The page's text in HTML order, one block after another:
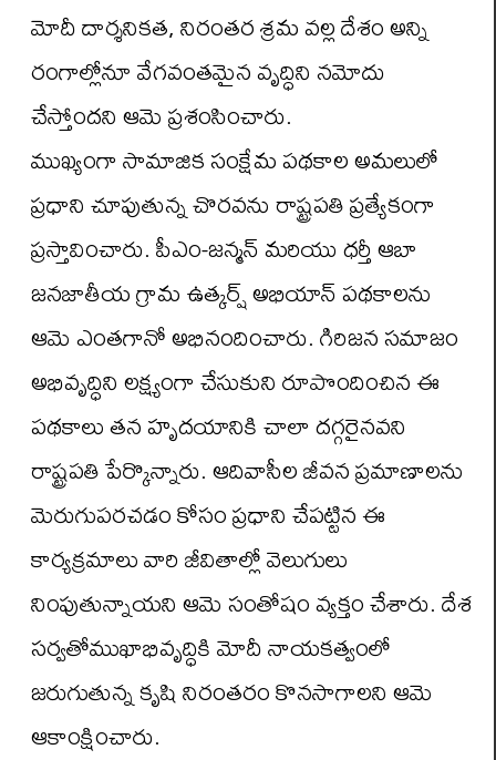
మోదీ దార్శనికత, నిరంతర శ్రమ వల్ల దేశం అన్ని
రంగాల్లోనూ వేగవంతమైన వృద్ధిని నమోదు
చేస్తోందని ఆమె ప్రశంసించారు.
ముఖ్యంగా సామాజిక సంక్షేమ పథకాల అమలులో
ప్రధాని చూపుతున్న చొరవను రాష్ట్రపతి ప్రత్యేకంగా
ప్రస్తావించారు. పీఎం-జన్మన్ మరియు ధర్తీ ఆబా
జనజాతీయ గ్రామ ఉత్కర్ష్ అభియాన్ పథకాలను
ఆమె ఎంతగానో అభినందించారు. గిరిజన సమాజం
అభివృద్ధిని లక్ష్యంగా చేసుకుని రూపొందించిన ఈ
పథకాలు తన హృదయానికి చాలా దగ్గరైనవని
రాష్ట్రపతి పేర్కొన్నారు. ఆదివాసీల జీవన ప్రమాణాలను
మెరుగుపరచడం కోసం ప్రధాని చేపట్టిన ఈ
కార్యక్రమాలు వారి జీవితాల్లో వెలుగులు
నింపుతున్నాయని ఆమె సంతోషం వ్యక్తం చేశారు. దేశ
సర్వతోముఖాభివృద్ధికి మోదీ నాయకత్వంలో
జరుగుతున్న కృషి నిరంతరం కొనసాగాలని ఆమె
ఆకాంక్షించారు.